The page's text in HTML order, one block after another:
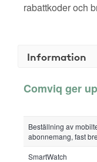
rabattkoder och
Information
Comviq ger
Beställning av
abonnemang, fast
SmartWatch